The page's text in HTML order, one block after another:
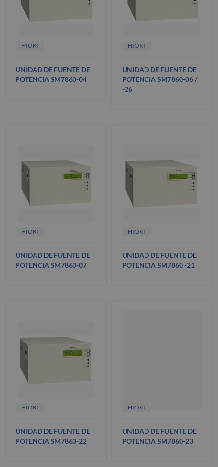
HIOKI
UNIDAD DE FUENTE DE
POTENCIA SM7860-04
HIOKI
UNIDAD DE FUENTE DE
POTENCIA SM7860-06 /
-26
HIOKI
UNIDAD DE FUENTE DE
POTENCIA SM7860-07
HIOKI
UNIDAD DE FUENTE DE
POTENCIA SM7860 -21
HIOKI
UNIDAD DE FUENTE DE
POTENCIA SM7860-22
HIOKI
UNIDAD DE FUENTE DE
POTENCIA SM7860-23